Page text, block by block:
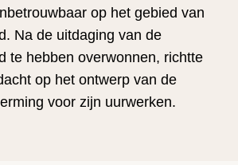
op het gebied van
Na de uitdaging van de
te hebben overwonnen, richtte
op het ontwerp van de
voor zijn uurwerken.